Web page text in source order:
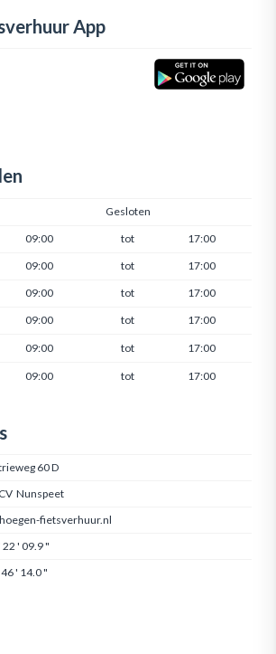
App
Gesloten
09:00 tot
17:00
09:00 tot
17:00
09:00 tot
17:00
09:00 tot 17:00
09:00 tot 17:00
09:00 tot 17:00
60 D
Nunspeet
fietsverhuur.nl
22 ' 09.9 "
46 ' 14.0 "